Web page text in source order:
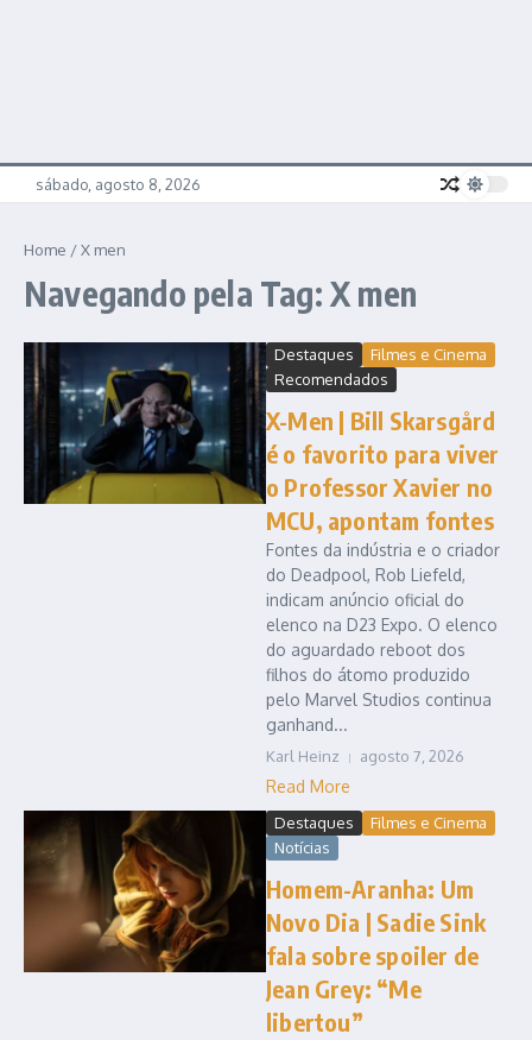
sábado, agosto 8, 2026
Home /X men
Navegando pela Tag: X men
Destaques
Filmes e Cinema
Recomendados
X-Men | Bill Skarsgård
é o favorito para viver
o Professor Xavier no
MCU, apontam fontes
Fontes da indústria e o criador
do Deadpool, Rob Liefeld,
indicam anúncio oficial do
elenco na D23 Expo. O elenco
do aguardado reboot dos
filhos do átomo produzido
pelo Marvel Studios continua
ganhand...
Karl Heinz agosto 7, 2026
Read More
Destaques
Filmes e Cinema
Notícias
Homem-Aranha: Um
Novo Dia | Sadie Sink
fala sobre spoiler de
Jean Grey: “Me
libertou”